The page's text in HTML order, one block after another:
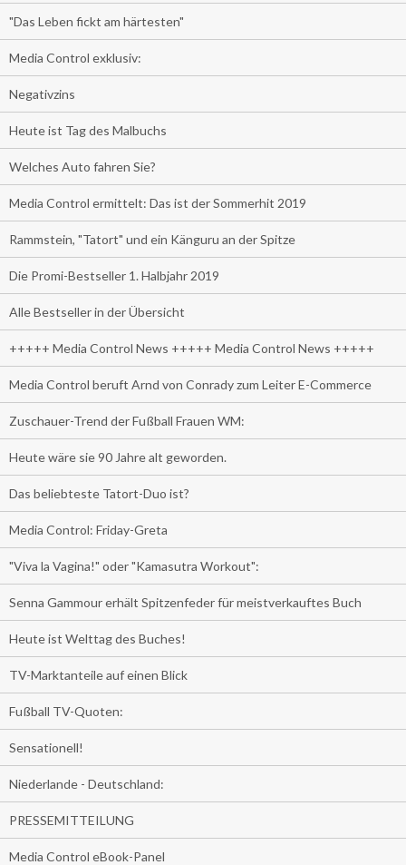
"Das Leben fickt am härtesten"
Media Control exklusiv:
Negativzins
Heute ist Tag des Malbuchs
Welches Auto fahren Sie?
Media Control ermittelt: Das ist der Sommerhit 2019
Rammstein, "Tatort" und ein Känguru an der Spitze
Die Promi-Bestseller 1. Halbjahr 2019
Alle Bestseller in der Übersicht
+++++ Media Control News +++++ Media Control News +++++
Media Control beruft Arnd von Conrady zum Leiter E-Commerce
Zuschauer-Trend der Fußball Frauen WM:
Heute wäre sie 90 Jahre alt geworden.
Das beliebteste Tatort-Duo ist?
Media Control: Friday-Greta
"Viva la Vagina!" oder "Kamasutra Workout":
Senna Gammour erhält Spitzenfeder für meistverkauftes Buch
Heute ist Welttag des Buches!
TV-Marktanteile auf einen Blick
Fußball TV-Quoten:
Sensationell!
Niederlande - Deutschland:
PRESSEMITTEILUNG
Media Control eBook-Panel